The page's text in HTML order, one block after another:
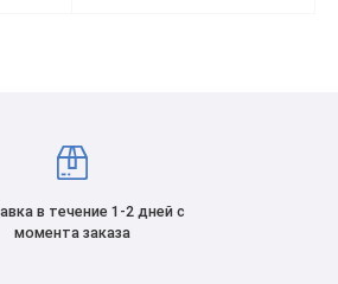
в течение 1-2 дней с
момента заказа